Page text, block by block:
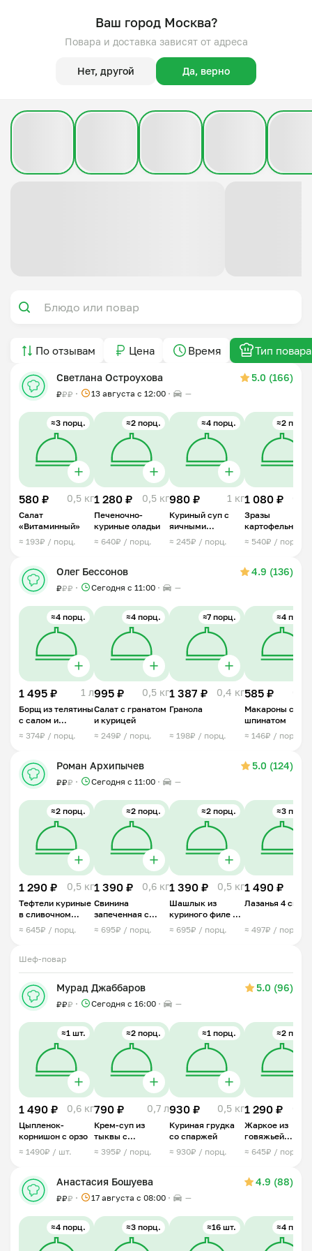
Ваш город Москва?
Повара и доставка зависят от адреса
Нет, другой Да, верно
По отзывам Цена Время Тип повара
Светлана Остроухова 5.0 (166)
₽₽₽ 13 августа с 12:00 —
≈3 порц.
580 ₽ 0,5 кг
Салат
«Витаминный»
≈ 193₽ / порц.
≈2 порц.
1 280 ₽ 0,5 кг
Печеночно-
куриные оладьи
≈ 640₽ / порц.
≈4 порц.
980 ₽ 1 кг
Куриный суп с
яичными
блинчиками
≈ 245₽ / порц.
≈2 порц.
1 080 ₽
Зразы
картофельные с
грибами
≈ 540₽ / порц.
Олег Бессонов 4.9 (136)
₽₽₽ Сегодня с 11:00 —
≈4 порц.
1 495 ₽ 1 л
Борщ из телятины
с салом и
гриссини
≈ 374₽ / порц.
≈4 порц.
995 ₽ 0,5 кг
Салат с гранатом
и курицей
≈ 249₽ / порц.
≈7 порц.
1 387 ₽ 0,4 кг
Гранола
≈ 198₽ / порц.
≈4 порц.
585 ₽
Макароны со
шпинатом
≈ 146₽ / порц.
Роман Архипычев 5.0 (124)
₽₽₽ Сегодня с 11:00 —
≈2 порц.
1 290 ₽ 0,5 кг
Тефтели куриные
в сливочном
соусе с грибами
≈ 645₽ / порц.
≈2 порц.
1 390 ₽ 0,6 кг
Свинина
запеченная с
жульеном
≈ 695₽ / порц.
≈2 порц.
1 390 ₽ 0,5 кг
Шашлык из
куриного филе в
лаваше
≈ 695₽ / порц.
≈3 порц.
1 490 ₽
Лазанья 4 сыра
≈ 497₽ / порц.
Шеф-повар
Мурад Джаббаров 5.0 (96)
₽₽₽ Сегодня с 16:00 —
≈1 шт.
1 490 ₽ 0,6 кг
Цыпленок-
корнишон с орзо
≈ 1490₽ / шт.
≈2 порц.
790 ₽ 0,7 л
Крем-суп из
тыквы с
креветками
≈ 395₽ / порц.
≈1 порц.
930 ₽ 0,5 кг
Куриная грудка
со спаржей
≈ 930₽ / порц.
≈2 порц.
1 290 ₽
Жаркое из
говяжьей
вырезки
≈ 645₽ / порц.
Анастасия Бошуева 4.9 (88)
₽₽₽ 17 августа с 08:00 —
≈4 порц. ≈3 порц. ≈16 шт. ≈4 порц.